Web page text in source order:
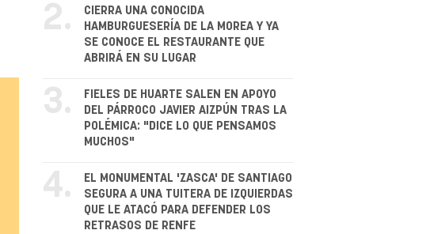
2.
CIERRA UNA CONOCIDA
HAMBURGUESERÍA DE LA MOREA Y YA
SE CONOCE EL RESTAURANTE QUE
ABRIRÁ EN SU LUGAR
3.
FIELES DE HUARTE SALEN EN APOYO
DEL PÁRROCO JAVIER AIZPÚN TRAS LA
POLÉMICA: "DICE LO QUE PENSAMOS
MUCHOS"
4.
EL MONUMENTAL 'ZASCA' DE SANTIAGO
SEGURA A UNA TUITERA DE IZQUIERDAS
QUE LE ATACÓ PARA DEFENDER LOS
RETRASOS DE RENFE